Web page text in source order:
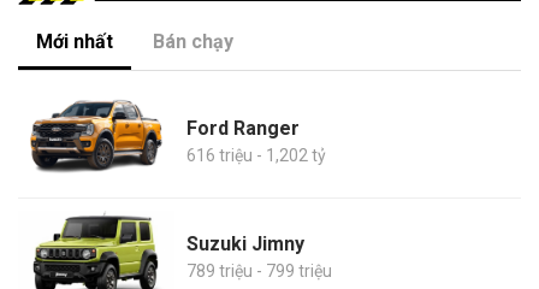
Mới nhất Bán chạy
Ford Ranger
616 triệu - 1,202 tỷ
Suzuki Jimny
789 triệu - 799 triệu